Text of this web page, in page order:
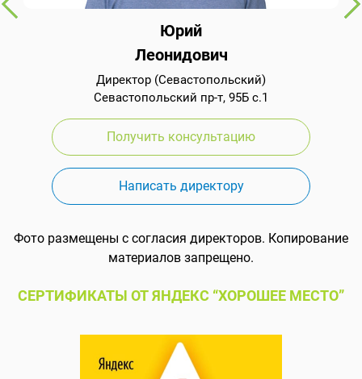
Юрий
Леонидович
Директор (Севастопольский)
Севастопольский пр-т, 95Б с.1
Получить консультацию
Написать директору
Фото размещены с согласия директоров. Копирование
материалов запрещено.
СЕРТИФИКАТЫ ОТ ЯНДЕКС “ХОРОШЕЕ МЕСТО”